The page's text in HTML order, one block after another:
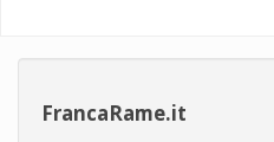
FrancaRame.it